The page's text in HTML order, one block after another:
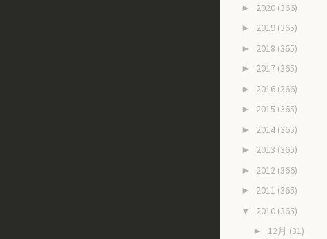
► 2020 (366)
► 2019 (365)
► 2018 (365)
► 2017 (365)
► 2016 (366)
► 2015 (365)
► 2014 (365)
► 2013 (365)
► 2012 (366)
► 2011 (365)
▼ 2010 (365)
► 12月 (31)